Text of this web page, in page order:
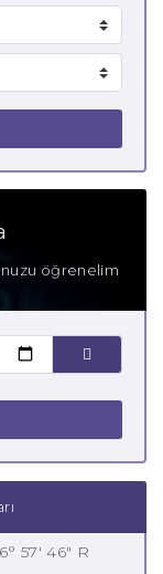
öğrenelim
57' 46" R